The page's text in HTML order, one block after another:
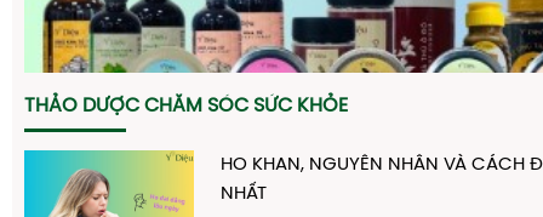
THẢO DƯỢC CHĂM SÓC SỨC KHỎE
HO KHAN, NGUYÊN NHÂN VÀ CÁCH
NHẤT